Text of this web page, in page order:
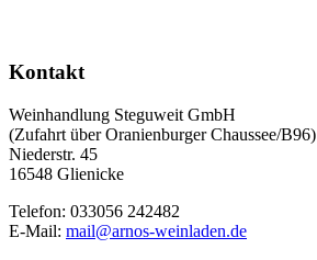
Kontakt
Weinhandlung Steguweit GmbH
(Zufahrt über Oranienburger Chaussee/B96)
Niederstr. 45
16548 Glienicke
Telefon: 033056 242482
E-Mail: mail@arnos-weinladen.de